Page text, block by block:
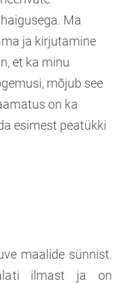
Ma
ja kirjutamine
et ka minu
mõjub see
on ka
esimest peatükki
maalide sünnist.
ilmast ja on